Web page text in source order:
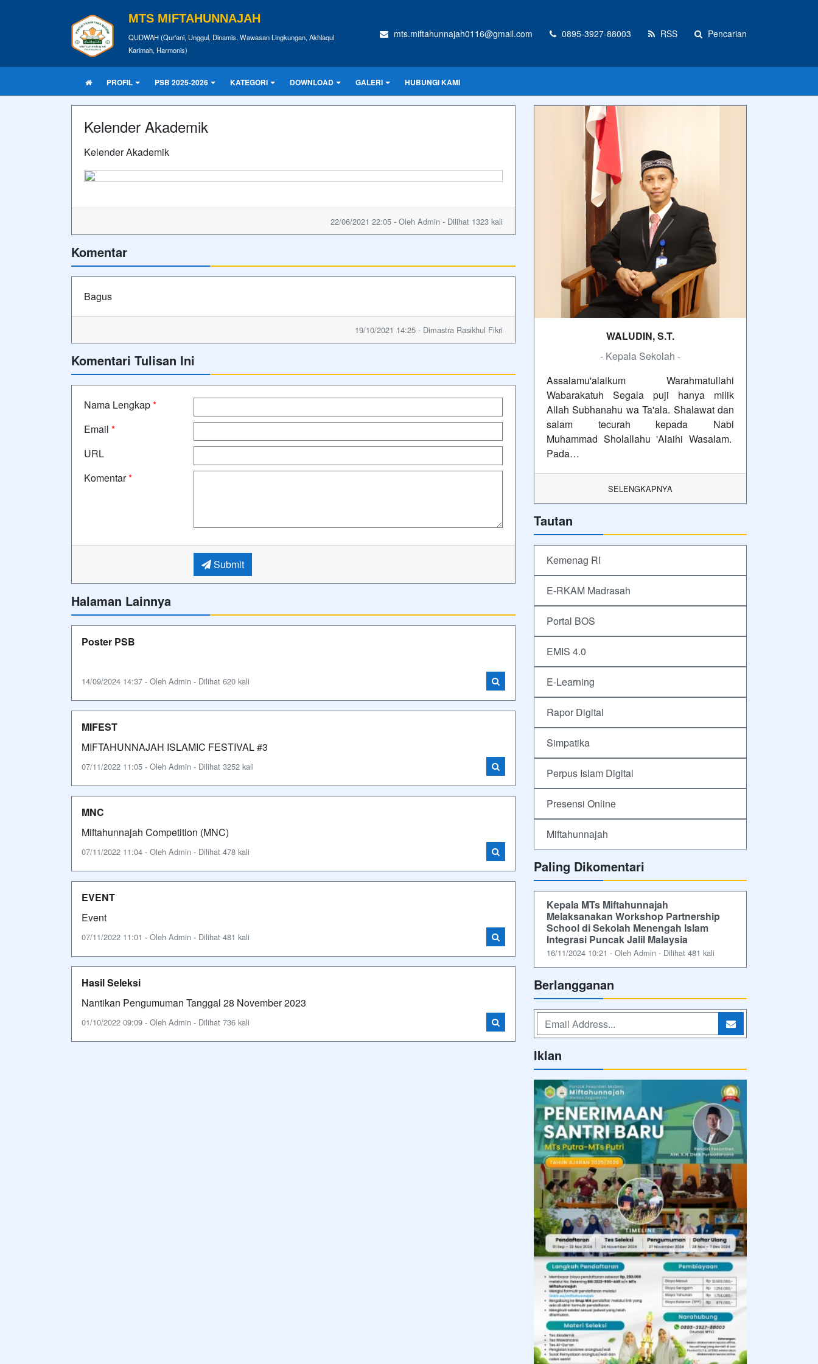
MTS MIFTAHUNNAJAH
QUDWAH (Qur'ani, Unggul, Dinamis, Wawasan Lingkungan, Akhlaqul
Karimah, Harmonis)
mts.miftahunnajah0116@gmail.com 0895-3927-88003 RSS Pencarian
PROFIL PSB 2025-2026 KATEGORI DOWNLOAD GALERI HUBUNGI KAMI
Kelender Akademik
Kelender Akademik
22/06/2021 22:05 - Oleh Admin - Dilihat 1323 kali
Komentar
Bagus
19/10/2021 14:25 - Dimastra Rasikhul Fikri
Komentari Tulisan Ini
Nama Lengkap*
Email *
URL
Komentar*
Submit
Halaman Lainnya
Poster PSB
14/09/2024 14:37 - Oleh Admin - Dilihat 620 kali
MIFEST
MIFTAHUNNAJAH ISLAMIC FESTIVAL #3
07/11/2022 11:05 - Oleh Admin - Dilihat 3252 kali
MNC
Miftahunnajah Competition (MNC)
07/11/2022 11:04 - Oleh Admin - Dilihat 478 kali
EVENT
Event
07/11/2022 11:01 - Oleh Admin - Dilihat 481 kali
Hasil Seleksi
Nantikan Pengumuman Tanggal 28 November 2023
01/10/2022 09:09 - Oleh Admin - Dilihat 736 kali
WALUDIN, S.T.
- Kepala Sekolah -
Assalamu'alaikum Warahmatullahi
Wabarakatuh Segala puji hanya milik
Allah Subhanahu wa Ta'ala. Shalawat dan
salam tecurah kepada Nabi
Muhammad Sholallahu 'Alaihi Wasalam.
Pada…
SELENGKAPNYA
Tautan
Kemenag RI
E-RKAM Madrasah
Portal BOS
EMIS 4.0
E-Learning
Rapor Digital
Simpatika
Perpus Islam Digital
Presensi Online
Miftahunnajah
Paling Dikomentari
Kepala MTs Miftahunnajah
Melaksanakan Workshop Partnership
School di Sekolah Menengah Islam
Integrasi Puncak Jalil Malaysia
16/11/2024 10:21 - Oleh Admin - Dilihat 481 kali
Berlangganan
Iklan